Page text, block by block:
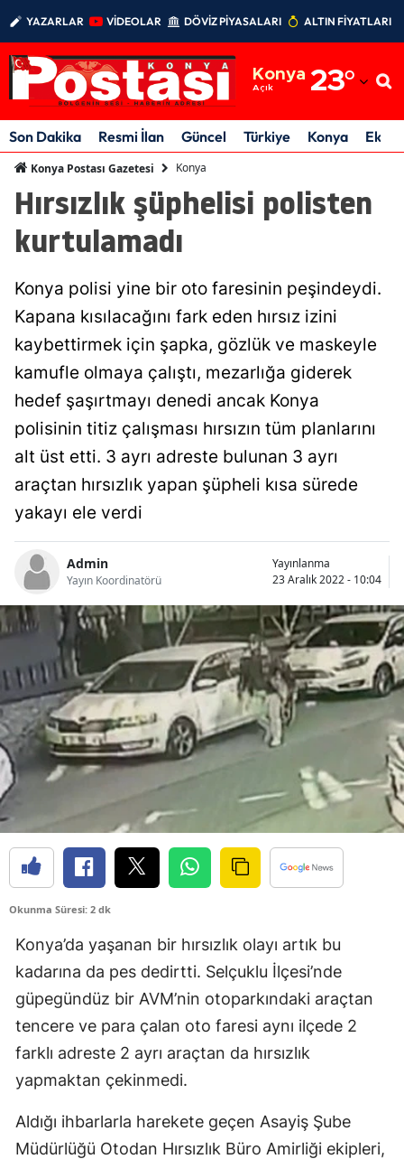
YAZARLAR VİDEOLAR DÖVİZ PİYASALARI ALTIN FİYATLARI
Konya
Açık 23°
Adıyaman
Afyonkarahisar
Amasya
Artvin
Aydın
Balıkesir
Bilecik
Bingöl
Burdur
Bursa
Çanakkale
Çankırı
Çorum
Diyarbakır
Edirne
Elazığ
Erzurum
Eskişehir
Gaziantep
Giresun
Hakkari
Son Dakika Resmi İlan Güncel Türkiye Konya
Konya Postası Gazetesi Konya
Hırsızlık şüphelisi polisten
kurtulamadı
Konya polisi yine bir oto faresinin peşindeydi.
Kapana kısılacağını fark eden hırsız izini
kaybettirmek için şapka, gözlük ve maskeyle
kamufle olmaya çalıştı, mezarlığa giderek
hedef şaşırtmayı denedi ancak Konya
polisinin titiz çalışması hırsızın tüm planlarını
alt üst etti. 3 ayrı adreste bulunan 3 ayrı
araçtan hırsızlık yapan şüpheli kısa sürede
yakayı ele verdi
Admin
Yayın Koordinatörü
Yayınlanma
23 Aralık 2022 - 10:04
Okunma Süresi: 2 dk
Konya’da yaşanan bir hırsızlık olayı artık bu
kadarına da pes dedirtti. Selçuklu İlçesi’nde
güpegündüz bir AVM’nin otoparkındaki araçtan
tencere ve para çalan oto faresi aynı ilçede 2
farklı adreste 2 ayrı araçtan da hırsızlık
yapmaktan çekinmedi.
Aldığı ihbarlarla harekete geçen Asayiş Şube
Müdürlüğü Otodan Hırsızlık Büro Amirliği ekipleri,